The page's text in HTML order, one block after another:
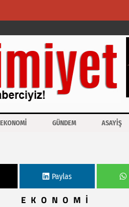
EKONOMİ GÜNDEM ASAYİŞ
Paylas
EKONOMİ